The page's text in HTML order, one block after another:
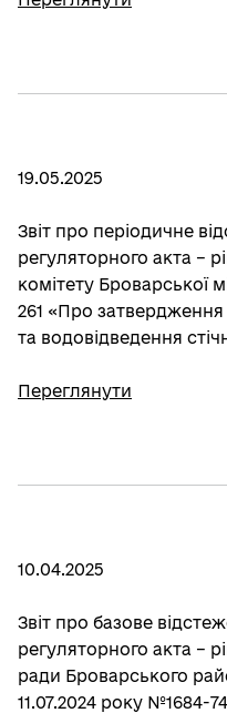
19.05.2025
Звіт про періодичне
регуляторного акта –
комітету Броварської
261 «Про
та водовідведення
Переглянути
10.04.2025
Звіт про базове
регуляторного акта –
ради Броварського
11.07.2024 року №1684-